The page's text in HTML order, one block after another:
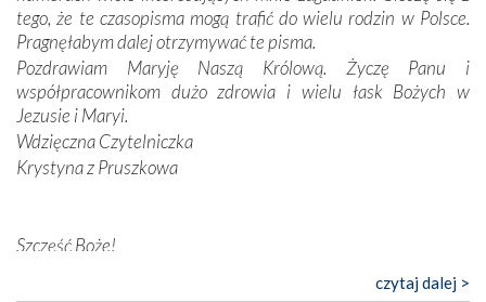
przewodników o portugalskich monarchach i wodzach,
zwycięskich bitwach i nieszczęśliwych losach grzesznych
kochanków.
Byli tym razem pośród Apostołów Fatimy reprezentanci
każdego spośród żyjących pokoleń. Najmłodszy uczestnik
liczył sobie 13 lat, zaś senior, pan Zdzisław – już 94.
Całe życie marzyłem, by tu przyjechać
Nasza pielgrzymka nie byłaby tak bogata w duchową treść
bez obecności duszpasterza – księdza Krzysztofa.
tego, że te czasopisma mogą trafić do wielu rodzin w Polsce.
Pragnęłabym dalej otrzymywać te pisma.
Pozdrawiam Maryję Naszą Królową. Życzę Panu i
współpracownikom dużo zdrowia i wielu łask Bożych w
Jezusie i Maryi.
Wdzięczna Czytelniczka
Krystyna z Pruszkowa
Szczęść Boże!
to pismo, które bardzo sobie cenię i szanuję. Redagujecie
czytaj dalej >